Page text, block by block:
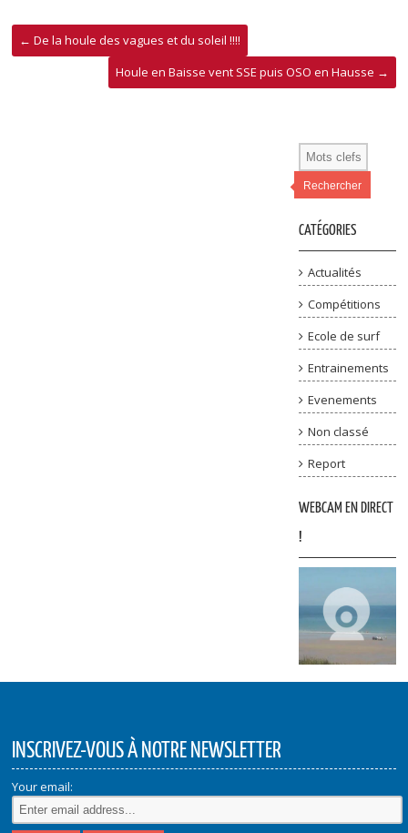
← De la houle des vagues et du soleil !!!!
Houle en Baisse vent SSE puis OSO en Hausse →
Rechercher
CATÉGORIES
Actualités
Compétitions
Ecole de surf
Entrainements
Evenements
Non classé
Report
WEBCAM EN DIRECT
!
INSCRIVEZ-VOUS À NOTRE NEWSLETTER
Your email: